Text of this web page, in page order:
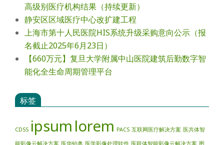
⾼级别医疗机构结果（持续更新）
静安区区域医疗中心改扩建工程
上海市第十人民医院HIS系统升级采购意向公示（报
名截止2025年6月23日）
【660万元】复旦大学附属中山医院建筑后勤数字智
能化全生命周期管理平台
标签
CDSS ipsum lorem PACS 互联网医疗解决方案 医共体智
能影像云解决方案 医华铂奥 医学影像处理软件 医联体智能影像云解决方案 图